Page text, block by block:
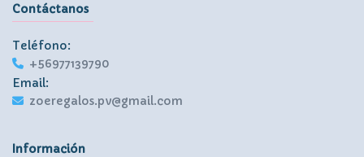
Contáctanos
Teléfono:
+56977139790
Email:
zoeregalos.pv@gmail.com
Información